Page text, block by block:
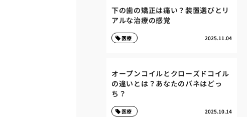
下の歯の矯正は痛い？装置選びとリ
アルな治療の感覚
2025.11.04
医療
オープンコイルとクローズドコイル
の違いとは？あなたのバネはどっ
ち？
2025.10.14
医療